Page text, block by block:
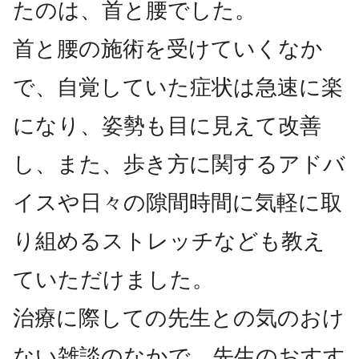
たのは、首と腰でした。
首と腰の施術を受けていくなか
で、自覚していた症状は急速に楽
になり、姿勢も目に見えて改善
し、また、歩き方に関するアドバ
イスや日々の隙間時間に気軽に取
り組めるストレッチなども教え
ていただけました。
治療に際しての先生との気のおけ